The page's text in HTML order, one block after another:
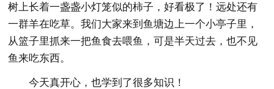
树上长着一盏盏小灯笼似的柿子，好看极了！远处还有
一群羊在吃草。我们大家来到鱼塘边上一个小亭子里，
从篮子里抓来一把鱼食去喂鱼，可是半天过去，也不见
鱼来吃东西。
今天真开心，也学到了很多知识！